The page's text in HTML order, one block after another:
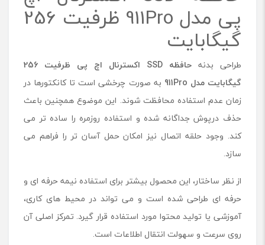
پی مدل 911Pro ظرفیت 256
گیگابایت
طراحی بدنه
حافظه SSD اکسترنال اچ پی ظرفیت 256
گیگابایت مدل 911Pro به صورت چرخشی است تا کانکتورها در
زمان عدم استفاده محافظت شوند. این موضوع همچنین باعث
حذف درپوش جداگانه شده و استفاده روزمره را ساده تر می
کند. وجود حلقه اتصال نیز امکان حمل آسان تر را فراهم می
سازد.
از نظر ساختار، این محصول بیشتر برای استفاده نیمه حرفه ای و
حرفه ای طراحی شده است و می تواند در محیط های کاری،
آموزشی یا تولید محتوا مورد استفاده قرار گیرد. تمرکز اصلی آن
روی سرعت و سهولت انتقال اطلاعات است.